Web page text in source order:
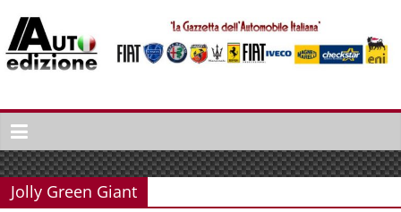
naar
inhoud
Auto
Edizione
La
Gazetta
dell'Automobile
Jolly Green Giant